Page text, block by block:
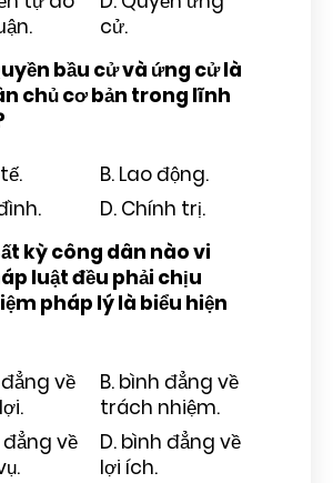
cử.
bầu cử và ứng cử là
chủ cơ bản trong lĩnh
B. Lao động.
D. Chính trị.
kỳ công dân nào vi
luật đều phải chịu
pháp lý là biểu hiện
về
B. bình đẳng về
trách nhiệm.
đẳng về
D. bình đẳng về
lợi ích.